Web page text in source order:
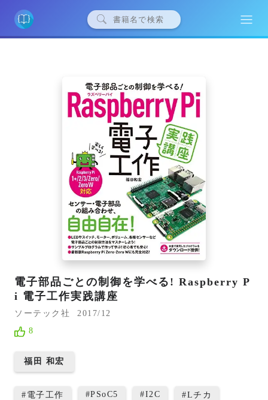
電子部品ごとの制御を学べる! Raspberry P
i 電子工作実践講座
ソーテック社
2017/12
8
福田 和宏
# 電子工作 #PSoC5 #I2C #Lチカ